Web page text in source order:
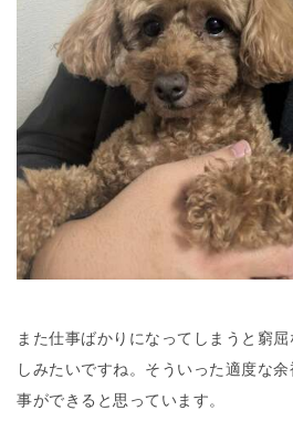
また仕事ばかりになってしまうと窮
しみたいですね。そういった適度な
事ができると思っています。